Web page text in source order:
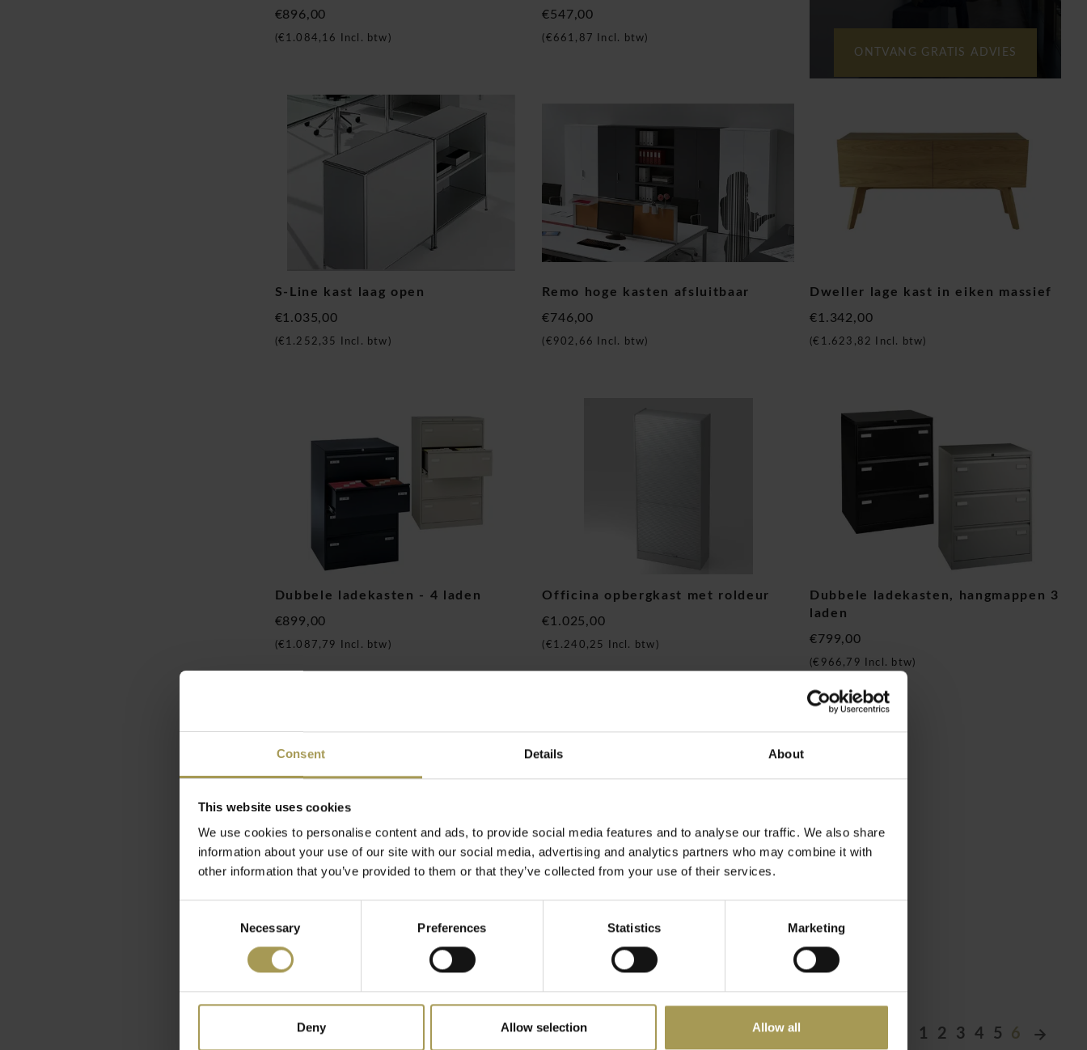
Consent Details About
This website uses cookies
We use cookies to personalise content and ads, to provide social media features and to analyse our traffic. We also share
information about your use of our site with our social media, advertising and analytics partners who may combine it with
other information that you’ve provided to them or that they’ve collected from your use of their services.
Necessary Preferences Statistics Marketing
Deny Allow selection Allow all
€896,00
(€1.084,16 Incl. btw)
€547,00
(€661,87 Incl. btw)
ONTVANG GRATIS ADVIES
S-Line kast laag open
€1.035,00
(€1.252,35 Incl. btw)
Remo hoge kasten afsluitbaar
€746,00
(€902,66 Incl. btw)
Dweller lage kast in eiken massief
€1.342,00
(€1.623,82 Incl. btw)
Dubbele ladekasten - 4 laden
€899,00
(€1.087,79 Incl. btw)
Officina opbergkast met roldeur
€1.025,00
(€1.240,25 Incl. btw)
Dubbele ladekasten, hangmappen 3
laden
€799,00
(€966,79 Incl. btw)
(€2.455,09
1 2 3 4 5 6